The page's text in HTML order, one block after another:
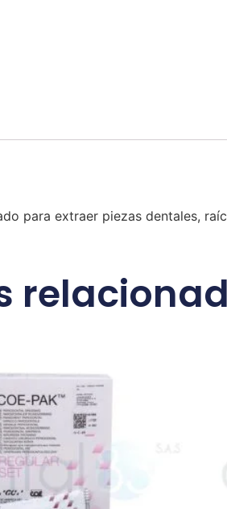
para extraer piezas dentales,